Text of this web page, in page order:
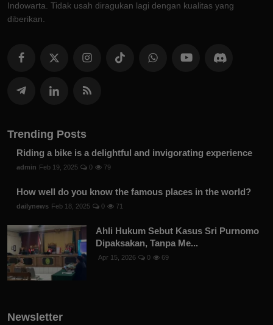
Indowarta. Tidak usah diragukan lagi dengan kualitas yang
diberikan.
Trending Posts
Riding a bike is a delightful and invigorating experience
admin Feb 19, 2025 0 79
How well do you know the famous places in the world?
dailynews Feb 18, 2025 0 71
Ahli Hukum Sebut Kasus Sri Purnomo
Dipaksakan, Tanpa Me...
Apr 15, 2026 0 69
Newsletter